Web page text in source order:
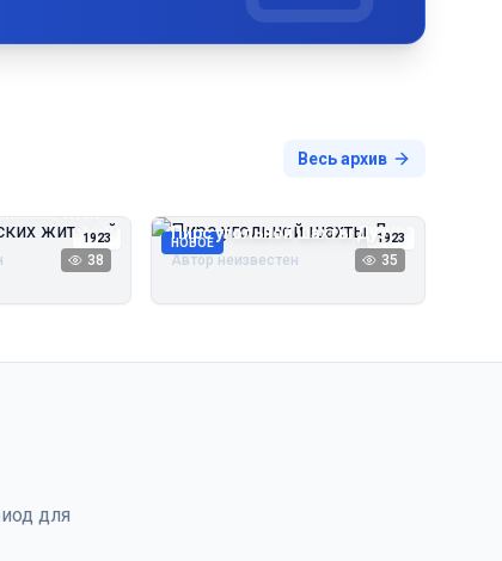
Весь архив
1923
жителей
38
НОВОЕ 1923
Пирс угольной шахты Дуэ
Автор неизвестен 35
для